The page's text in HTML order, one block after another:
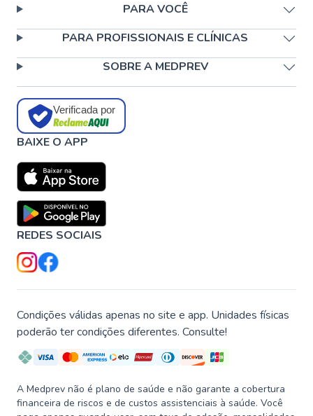
PARA VOCÊ
PARA PROFISSIONAIS E CLÍNICAS
SOBRE A MEDPREV
Verificada por
BAIXE O APP
REDES SOCIAIS
Condições válidas apenas no site e app. Unidades físicas
poderão ter condições diferentes. Consulte!
A Medprev não é plano de saúde e não garante a cobertura
financeira de riscos e de custos assistenciais à saúde. Você